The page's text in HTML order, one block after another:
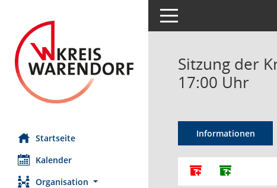
Startseite
Kalender
Organisation
Toggle navigation
Sitzung der
17:00 Uhr
Informationen
Alle Dokumente